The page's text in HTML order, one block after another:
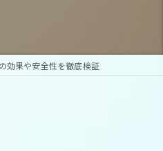
効果や安全性を徹底検証